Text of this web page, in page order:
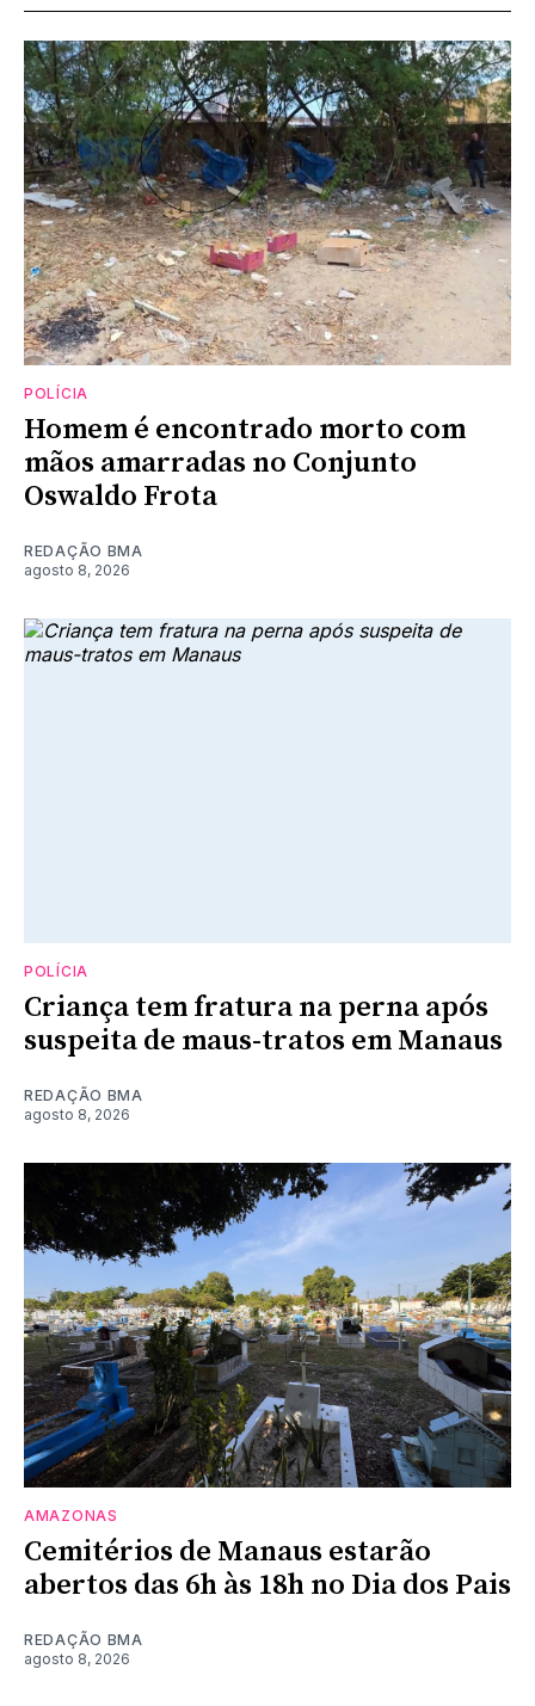
POLÍCIA
Homem é encontrado morto com
mãos amarradas no Conjunto
Oswaldo Frota
REDAÇÃO BMA
agosto 8, 2026
POLÍCIA
Criança tem fratura na perna após
suspeita de maus-tratos em Manaus
REDAÇÃO BMA
agosto 8, 2026
AMAZONAS
Cemitérios de Manaus estarão
abertos das 6h às 18h no Dia dos Pais
REDAÇÃO BMA
agosto 8, 2026